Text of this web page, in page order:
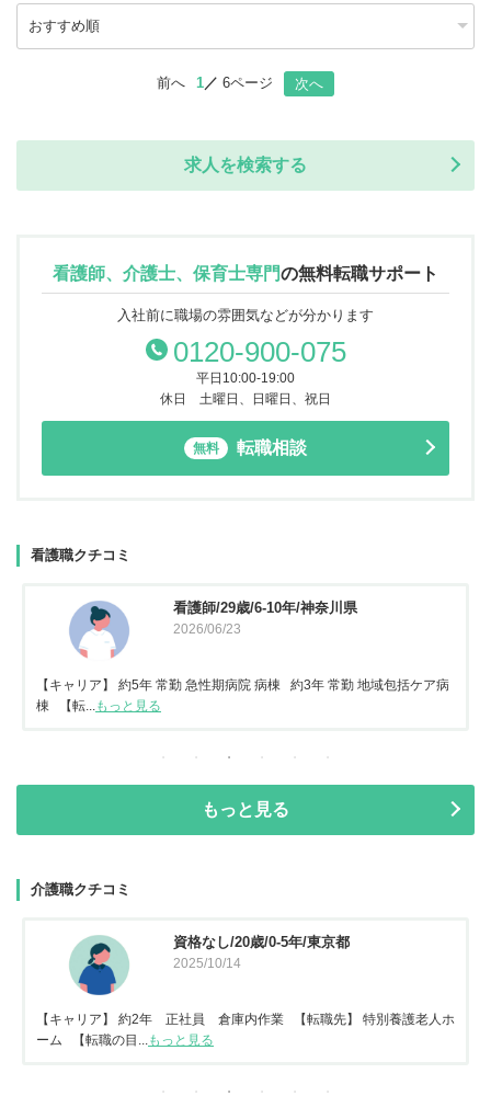
前へ 1 6ページ 次へ
求人を検索する
看護師、介護士、保育士専門の無料転職サポート
入社前に職場の雰囲気などが分かります
0120-900-075
平日10:00-19:00
休日 土曜日、日曜日、祝日
無料 転職相談
看護職クチコミ
看護師/29歳/6-10年/神奈川県
2026/06/23
【キャリア】 約5年 常勤 急性期病院 病棟 約3年 常勤 地域包括ケア病
棟 【転...
もっと見る
もっと見る
介護職クチコミ
資格なし/20歳/0-5年/東京都
2025/10/14
【キャリア】 約2年 正社員 倉庫内作業 【転職先】 特別養護老人ホ
ーム 【転職の目...
もっと見る